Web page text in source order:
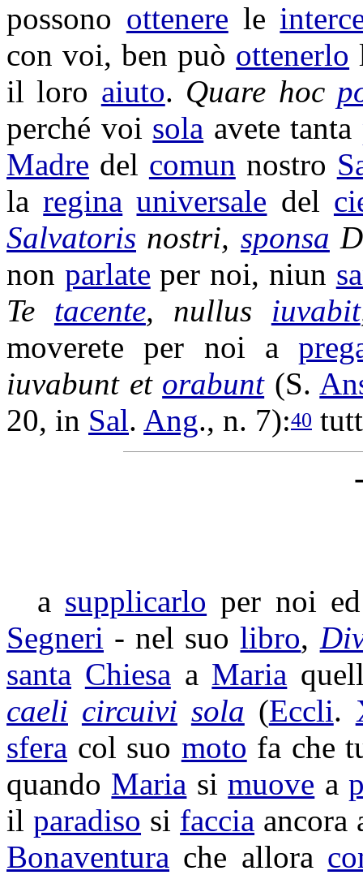
possono ottenere le
con voi, ben può ottenerlo
il loro aiuto. Quare hoc
perché voi sola avete tanta
Madre del comun nostro
laregina universale del
Salvatoris nostri, sponsa
non parlate per noi, niun
Te tacente, nullus iuvabit
moverete per noi a
iuvabuntet orabunt (S.
20, in Sal. Ang., n. 7):40
a supplicarlo per noi
Segneri - nel suolibro,
santa Chiesa a Maria
caeli circuivi sola (Eccli.
sfera col suo moto fa che
quando Maria simuove a
ilparadiso si faccia ancora
Bonaventura che allora